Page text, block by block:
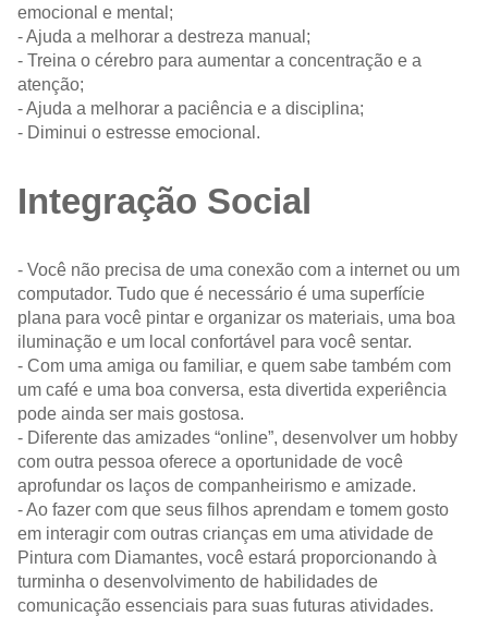
emocional e mental;
- Ajuda a melhorar a destreza manual;
- Treina o cérebro para aumentar a concentração e a
atenção;
- Ajuda a melhorar a paciência e a disciplina;
- Diminui o estresse emocional.
Integração Social
- Você não precisa de uma conexão com a internet ou um
computador. Tudo que é necessário é uma superfície
plana para você pintar e organizar os materiais, uma boa
iluminação e um local confortável para você sentar.
- Com uma amiga ou familiar, e quem sabe também com
um café e uma boa conversa, esta divertida experiência
pode ainda ser mais gostosa.
- Diferente das amizades “online”, desenvolver um hobby
com outra pessoa oferece a oportunidade de você
aprofundar os laços de companheirismo e amizade.
- Ao fazer com que seus filhos aprendam e tomem gosto
em interagir com outras crianças em uma atividade de
Pintura com Diamantes, você estará proporcionando à
turminha o desenvolvimento de habilidades de
comunicação essenciais para suas futuras atividades.